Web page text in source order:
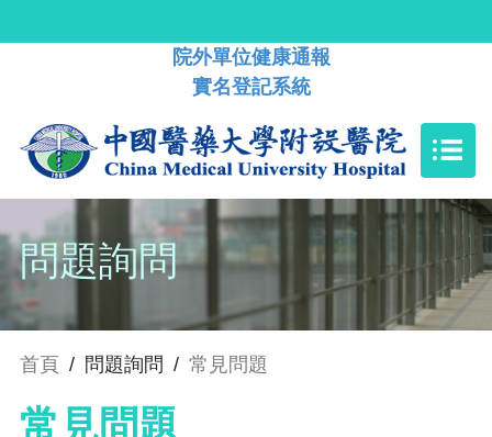
院外單位健康通報
實名登記系統
問題詢問
首頁 / 問題詢問 / 常見問題
常見問題